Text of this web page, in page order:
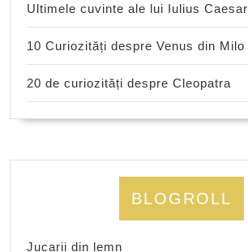
Ultimele cuvinte ale lui Iulius Caesar
10 Curiozități despre Venus din Milo
20 de curiozități despre Cleopatra
BLOGROLL
Jucarii din lemn